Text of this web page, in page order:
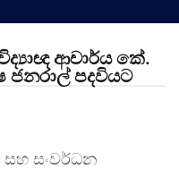
ආචාර්ය කේ.
ජනරාල් පදවියට
සංවර්ධන